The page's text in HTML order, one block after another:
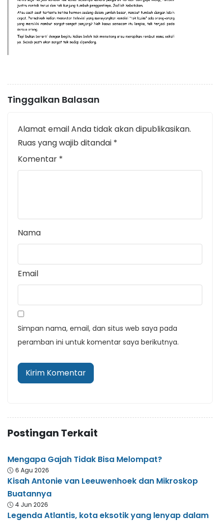
Tinggalkan Balasan
Alamat email Anda tidak akan dipublikasikan.
Ruas yang wajib ditandai *
Komentar *
Nama
Email
Simpan nama, email, dan situs web saya pada
peramban ini untuk komentar saya berikutnya.
Postingan Terkait
Mengapa Gajah Tidak Bisa Melompat?
6 Agu 2026
Kisah Antonie van Leeuwenhoek dan Mikroskop
Buatannya
4 Jun 2026
Legenda Atlantis, kota eksotik yang lenyap dalam